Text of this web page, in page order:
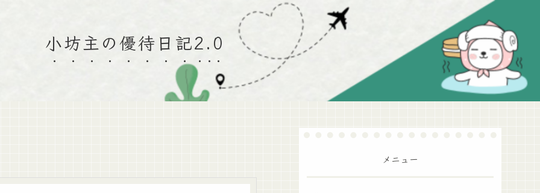
小坊主の優待日記2.0
メニュー